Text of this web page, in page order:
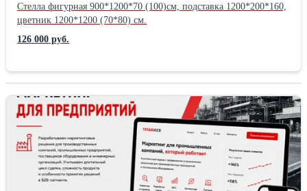
Стелла фигурная 900*1200*70 (100)см, подставка 1200*200*160,
цветник 1200*1200 (70*80) см.
126 000 руб.